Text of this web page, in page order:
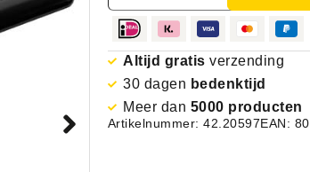
Altijd gratis verzending
30 dagen bedenktijd
Meer dan 5000 producten
Artikelnummer: 42.20597EAN: